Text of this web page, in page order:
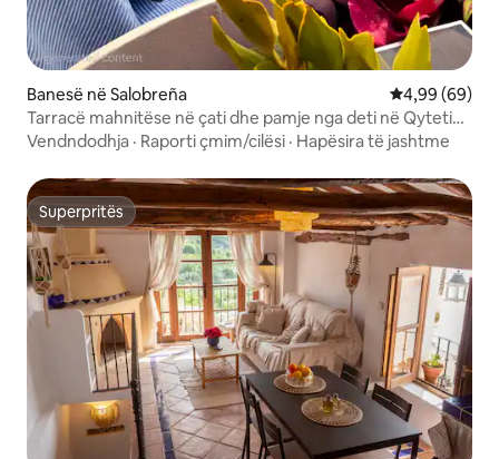
Banesë në Salobreña Vlerësimi
4,99 (69)
Tarracë mahnitëse në çati dhe pamje nga deti në Qytetin
e Vjetër
Vendndodhja · Raporti çmim/cilësi · Hapësira të jashtme
Superpritës
Superpritës